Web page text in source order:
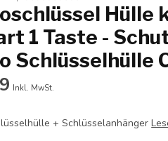
Hülle
1 Taste -
Schlüsselhülle
Inkl. MwSt.
+ Schlüsselanhänger